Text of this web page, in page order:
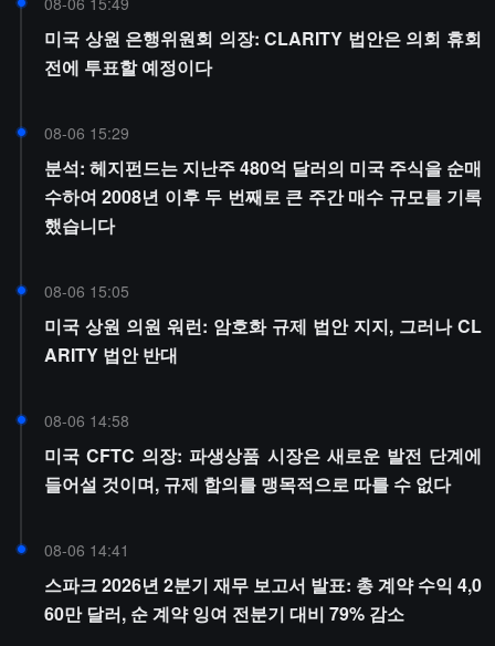
미국 상원 은행위원회 의장: CLARITY 법안은 의회 휴회
전에 투표할 예정이다
08-06 15:29
분석: 헤지펀드는 지난주 480억 달러의 미국 주식을 순매
수하여 2008년 이후 두 번째로 큰 주간 매수 규모를 기록
했습니다
08-06 15:05
미국 상원 의원 워런: 암호화 규제 법안 지지, 그러나 CL
ARITY 법안 반대
08-06 14:58
미국 CFTC 의장: 파생상품 시장은 새로운 발전 단계에
들어설 것이며, 규제 합의를 맹목적으로 따를 수 없다
08-06 14:41
스파크 2026년 2분기 재무 보고서 발표: 총 계약 수익 4,0
60만 달러, 순 계약 잉여 전분기 대비 79% 감소